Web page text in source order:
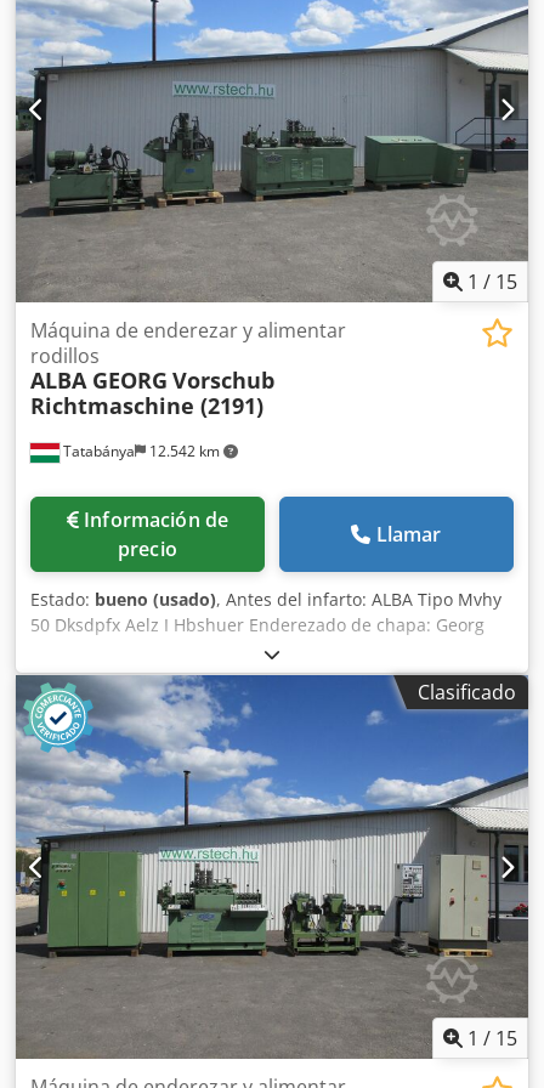
1 / 15
Tatabánya 12.542 km
Máquina de enderezar y alimentar
rodillos
ALBA GEORG Vorschub
Richtmaschine (2191)
Información de
precio
Llamar
Estado: bueno (usado), Antes del infarto: ALBA Tipo Mvhy
50 Dksdpfx Aelz I Hbshuer Enderezado de chapa: Georg
SKB Con documentación completa
Clasificado
1 / 15